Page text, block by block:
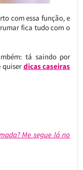
com essa função, e
fica tudo com o
tá saindo por
quiser dicas caseiras
Me segue lá no